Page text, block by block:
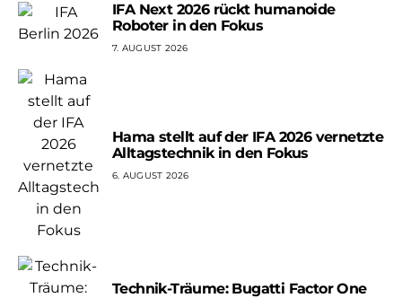
IFA Next 2026 rückt humanoide
Roboter in den Fokus
7. AUGUST 2026
Hama stellt auf der IFA 2026 vernetzte
Alltagstechnik in den Fokus
6. AUGUST 2026
Technik-Träume: Bugatti Factor One